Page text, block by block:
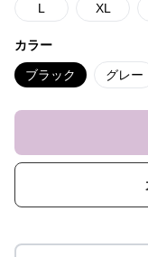
L XL
カラー
ブラック グレー